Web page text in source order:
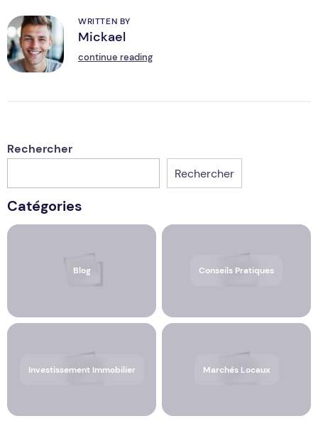
M
WRITTEN BY
Mickael
continue reading
Rechercher
Rechercher
Catégories
Blog Conseils Pratiques
Investissement Immobilier Marchés Locaux